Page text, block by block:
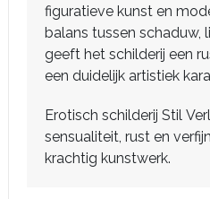
figuratieve kunst en
balans tussen schaduw,
geeft het schilderij een
een duidelijk artistiek
Erotisch schilderij Stil
sensualiteit, rust en
krachtig kunstwerk.